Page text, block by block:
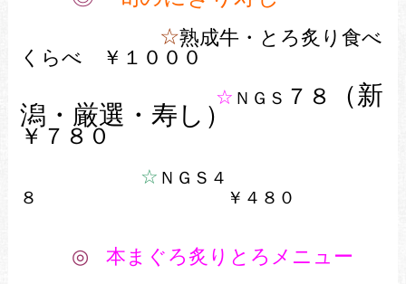
☆熟成牛・とろ炙り食べ
くらべ ￥１０００
☆ ＮＧＳ ７８ （新
潟・厳選・寿し）
￥７８０
☆ ＮＧＳ４
８ ￥４８０
◎
本まぐろ炙りとろメニュー